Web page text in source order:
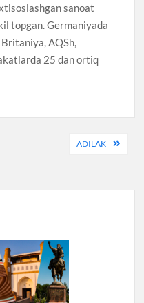
sanoat
topgan. Germaniyada
AQSh,
25 dan ortiq
ADILAK